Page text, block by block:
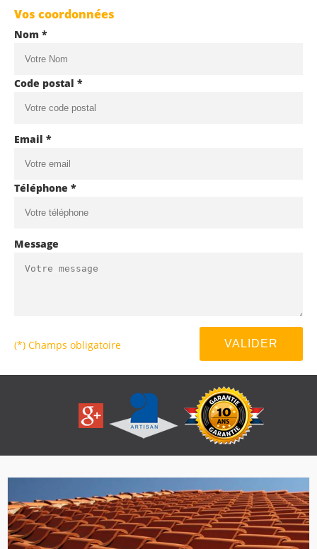
Vos coordonnées
Nom *
Code postal *
Email *
Téléphone *
Message
(*) Champs obligatoire